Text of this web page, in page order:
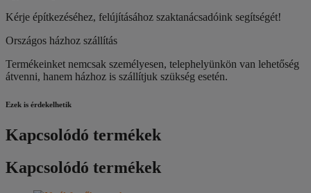
Kérje építkezéséhez, felújításához szaktanácsadóink segítségét!
Országos házhoz szállítás
Termékeinket nemcsak személyesen, telephelyünkön van lehetőség
átvenni, hanem házhoz is szállítjuk szükség esetén.
Ezek is érdekelhetik
Kapcsolódó termékek
Kapcsolódó termékek